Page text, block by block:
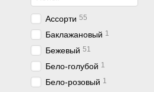
Асcорти 55
Баклажановый 1
Бежевый 51
Бело-голубой 1
Бело-розовый 1